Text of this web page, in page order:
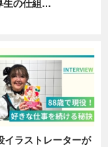
生の仕組…
イラストレーターが